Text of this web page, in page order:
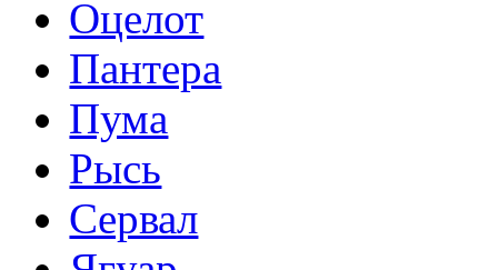
Оцелот
Пантера
Пума
Рысь
Сервал